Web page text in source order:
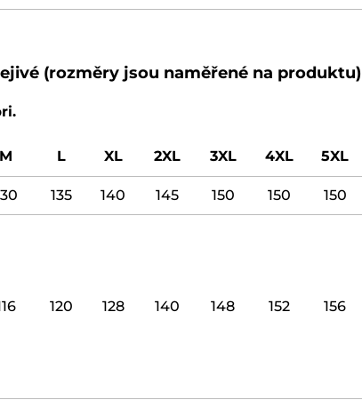
(rozměry jsou naměřené na produktu)
M L XL 2XL 3XL 4XL 5XL
135 140 145 150 150 150
120 128 140 148 152 156